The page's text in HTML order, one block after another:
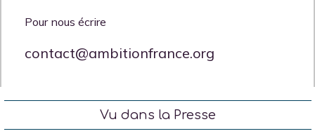
Pour nous écrire
contact@ambitionfrance.org
Vu dans la Presse